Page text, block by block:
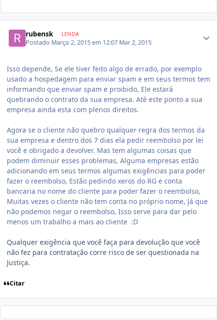
rubensk LENDA
Postado Março 2, 2015 em 12:07 Mar 2, 2015
Isso depende, Se ele tiver feito algo de errado, por exemplo
usado a hospedagem para enviar spam e em seus termos tem
informando que enviar spam e proibido, Ele estará
quebrando o contrato da sua empresa. Até este ponto a sua
empresa ainda esta com plenos direitos.
Agora se o cliente não quebro qualquer regra dos termos da
sua empresa e dentro dos 7 dias ela pedir reembolso por lei
você e obrigado a devolver. Mas tem algumas coisas que
podem diminuir esses problemas, Alguma empresas estão
adicionando em seus termos algumas exigências para poder
fazer o reembolso, Estão pedindo xeros do RG e conta
bancaria no nome do cliente para poder fazer o reembolso,
Muitas vezes o cliente não tem conta no próprio nome, Já que
não podemos negar o reembolso, Isso serve para dar pelo
menos um trabalho a mais ao cliente :D
Qualquer exigência que você faça para devolução que você
não fez para contratação corre risco de ser questionada na
Justiça.
Citar